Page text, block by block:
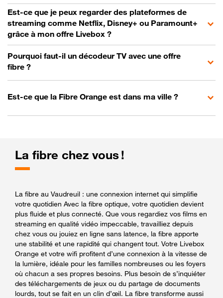
Est-ce que je peux regarder des plateformes de
streaming comme Netflix, Disney+ ou Paramount+
grâce à mon offre Livebox ?
Pourquoi faut-il un décodeur TV avec une offre
fibre ?
Est-ce que la Fibre Orange est dans ma ville ?
La fibre chez vous !
La fibre au Vaudreuil : une connexion internet qui simplifie
votre quotidien Avec la fibre optique, votre quotidien devient
plus fluide et plus connecté. Que vous regardiez vos films en
streaming en qualité vidéo impeccable, travailliez depuis
chez vous ou jouiez en ligne sans latence, la fibre apporte
une stabilité et une rapidité qui changent tout. Votre Livebox
Orange et votre wifi profitent d’une connexion à la vitesse de
la lumière, idéale pour les familles nombreuses ou les foyers
où chacun a ses propres besoins. Plus besoin de s’inquiéter
des téléchargements de jeux ou du partage de documents
lourds, tout se fait en un clin d’œil. La fibre transforme aussi